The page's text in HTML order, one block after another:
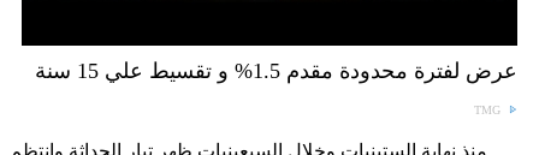
عرض لفترة محدودة مقدم 1.5% و تقسيط علي 15 سنة
TMG
منذ نهاية الستينيات وخلال السبعينيات ظهر تيار الحداثة وانتظم